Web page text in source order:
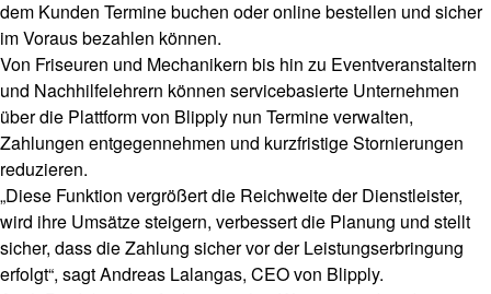
dem Kunden Termine buchen oder online bestellen und sicher
im Voraus bezahlen können.
Von Friseuren und Mechanikern bis hin zu Eventveranstaltern
und Nachhilfelehrern können servicebasierte Unternehmen
über die Plattform von Blipply nun Termine verwalten,
Zahlungen entgegennehmen und kurzfristige Stornierungen
reduzieren.
„Diese Funktion vergrößert die Reichweite der Dienstleister,
wird ihre Umsätze steigern, verbessert die Planung und stellt
sicher, dass die Zahlung sicher vor der Leistungserbringung
erfolgt“, sagt Andreas Lalangas, CEO von Blipply.